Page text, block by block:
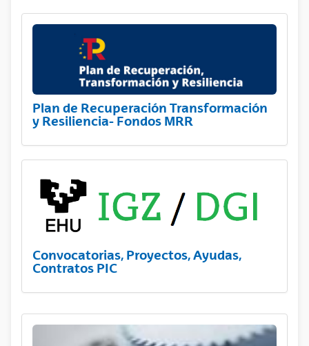
Plan de Recuperación Transformación
y Resiliencia- Fondos MRR
Convocatorias, Proyectos, Ayudas,
Contratos PIC